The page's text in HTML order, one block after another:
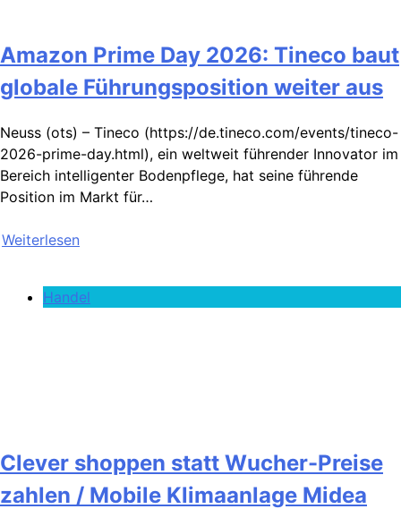
Amazon Prime Day 2026: Tineco baut
globale Führungsposition weiter aus
Neuss (ots) – Tineco (https://de.tineco.com/events/tineco-
2026-prime-day.html), ein weltweit führender Innovator im
Bereich intelligenter Bodenpflege, hat seine führende
Position im Markt für…
Weiterlesen
Handel
Clever shoppen statt Wucher-Preise
zahlen / Mobile Klimaanlage Midea